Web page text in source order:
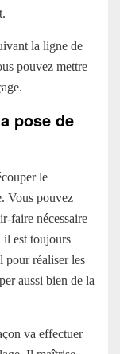
la ligne de
pouvez mettre
pose de
le
Vous pouvez
faire nécessaire
il est toujours
pour réaliser les
aussi bien de la
va effectuer